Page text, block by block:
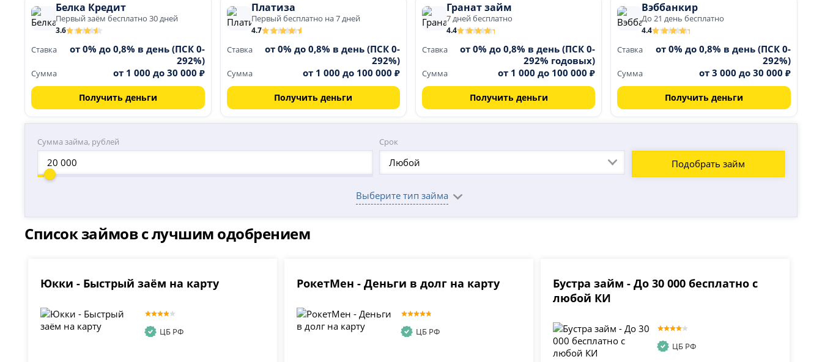
Белка Кредит
Первый заём бесплатно 30 дней
3.6
Ставка
от 0% до 0,8% в день (ПСК 0-
292%)
Сумма от 1 000 до 30 000 ₽
Получить деньги
Платиза
Первый бесплатно на 7 дней
4.7
Ставка
от 0% до 0,8% в день (ПСК 0-
292%)
Сумма от 1 000 до 100 000 ₽
Получить деньги
Гранат займ
7 дней бесплатно
4.4
Ставка
от 0% до 0,8% в день (ПСК 0-
292% годовых)
Сумма от 1 000 до 100 000 ₽
Получить деньги
Вэббанкир
До 21 день бесплатно
4.4
Ставка
от 0% до 0,8% в день (ПСК 0-
292%)
Сумма от 3 000 до 30 000 ₽
Получить деньги
Сумма займа, рублей Срок
Любой Подобрать займ
Выберите тип займа
Список займов с лучшим одобрением
Юкки - Быстрый заём на карту
ЦБ РФ
РокетМен - Деньги в долг на карту
ЦБ РФ
Бустра займ - До 30 000 бесплатно с
любой КИ
ЦБ РФ